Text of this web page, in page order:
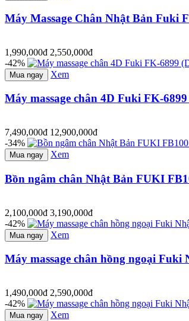
Máy Massage Chân Nhật Bản Fuki
1,990,000đ 2,550,000đ
-42%
Mua ngay Xem
Máy massage chân 4D Fuki FK-
7,490,000đ 12,900,000đ
-34%
Mua ngay Xem
Bồn ngâm chân Nhật Bản FUKI
2,100,000đ 3,190,000đ
-42%
Mua ngay Xem
Máy massage chân hồng ngoại Fuki
1,490,000đ 2,590,000đ
-42%
Mua ngay Xem